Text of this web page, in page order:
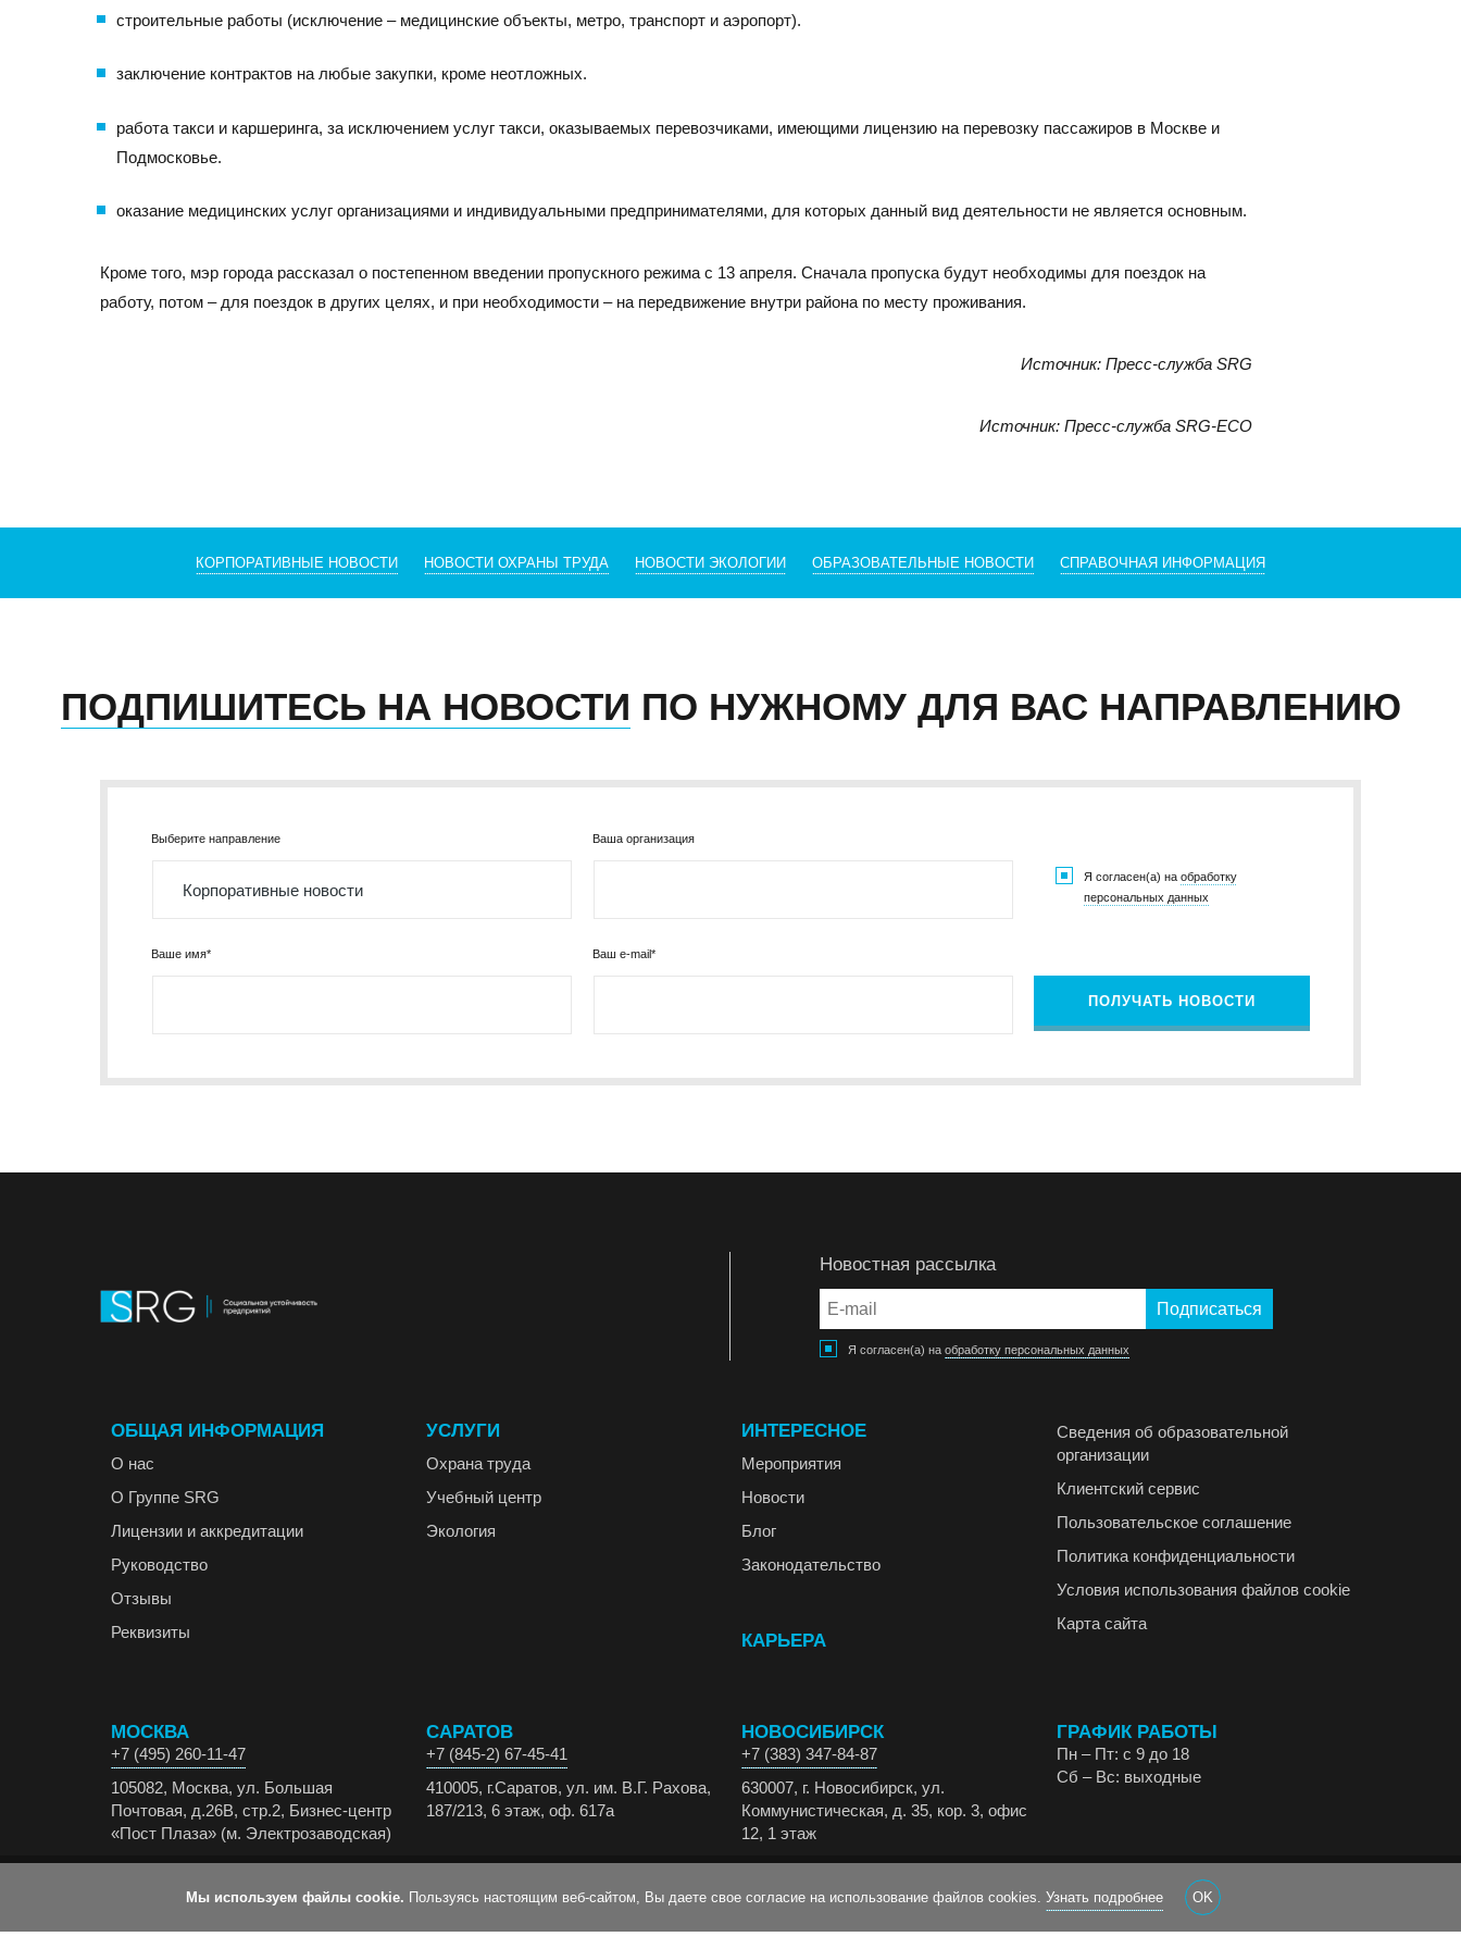
Пн – Пт: с 9 до 18
+7 (845-2) 67-45-41 eco_srt@srg-eco.ru
График работы:
строительные работы (исключение – медицинские объекты, метро, транспорт и аэропорт).
заключение контрактов на любые закупки, кроме неотложных.
работа такси и каршеринга, за исключением услуг такси, оказываемых перевозчиками, имеющими лицензию на перевозку пассажиров в Москве и
Подмосковье.
оказание медицинских услуг организациями и индивидуальными предпринимателями, для которых данный вид деятельности не является основным.
Кроме того, мэр города рассказал о постепенном введении пропускного режима с 13 апреля. Сначала пропуска будут необходимы для поездок на
работу, потом – для поездок в других целях, и при необходимости – на передвижение внутри района по месту проживания.
Источник: Пресс-служба SRG
Источник: Пресс-служба SRG-ECO
КОРПОРАТИВНЫЕ НОВОСТИ НОВОСТИ ОХРАНЫ ТРУДА НОВОСТИ ЭКОЛОГИИ ОБРАЗОВАТЕЛЬНЫЕ НОВОСТИ СПРАВОЧНАЯ ИНФОРМАЦИЯ
ПОДПИШИТЕСЬ НА НОВОСТИ ПО НУЖНОМУ ДЛЯ ВАС НАПРАВЛЕНИЮ
Выберите направление Ваша организация
Ваше имя* Ваш e-mail*
Я согласен(а) на обработку
персональных данных
ПОЛУЧАТЬ НОВОСТИ
Новостная рассылка
Я согласен(а) на обработку персональных данных
ОБЩАЯ ИНФОРМАЦИЯ
О нас
О Группе SRG
Лицензии и аккредитации
Руководство
Отзывы
Реквизиты
УСЛУГИ
Охрана труда
Учебный центр
Экология
ИНТЕРЕСНОЕ
Мероприятия
Новости
Блог
Законодательство
КАРЬЕРА
Сведения об образовательной
организации
Клиентский сервис
Пользовательское соглашение
Политика конфиденциальности
Условия использования файлов cookie
Карта сайта
МОСКВА
+7 (495) 260-11-47
105082, Москва, ул. Большая
Почтовая, д.26В, стр.2, Бизнес-центр
«Пост Плаза» (м. Электрозаводская)
САРАТОВ
+7 (845-2) 67-45-41
410005, г.Саратов, ул. им. В.Г. Рахова,
187/213, 6 этаж, оф. 617а
НОВОСИБИРСК
+7 (383) 347-84-87
630007, г. Новосибирск, ул.
Коммунистическая, д. 35, кор. 3, офис
12, 1 этаж
ГРАФИК РАБОТЫ
Пн – Пт: с 9 до 18
Сб – Вс: выходные
© 2026 ООО "ЭсАрДжи-ЭКО" Все права защищены.
Мы используем файлы cookie. Пользуясь настоящим веб-сайтом, Вы даете свое согласие на использование файлов cookies. Узнать подробнее OK